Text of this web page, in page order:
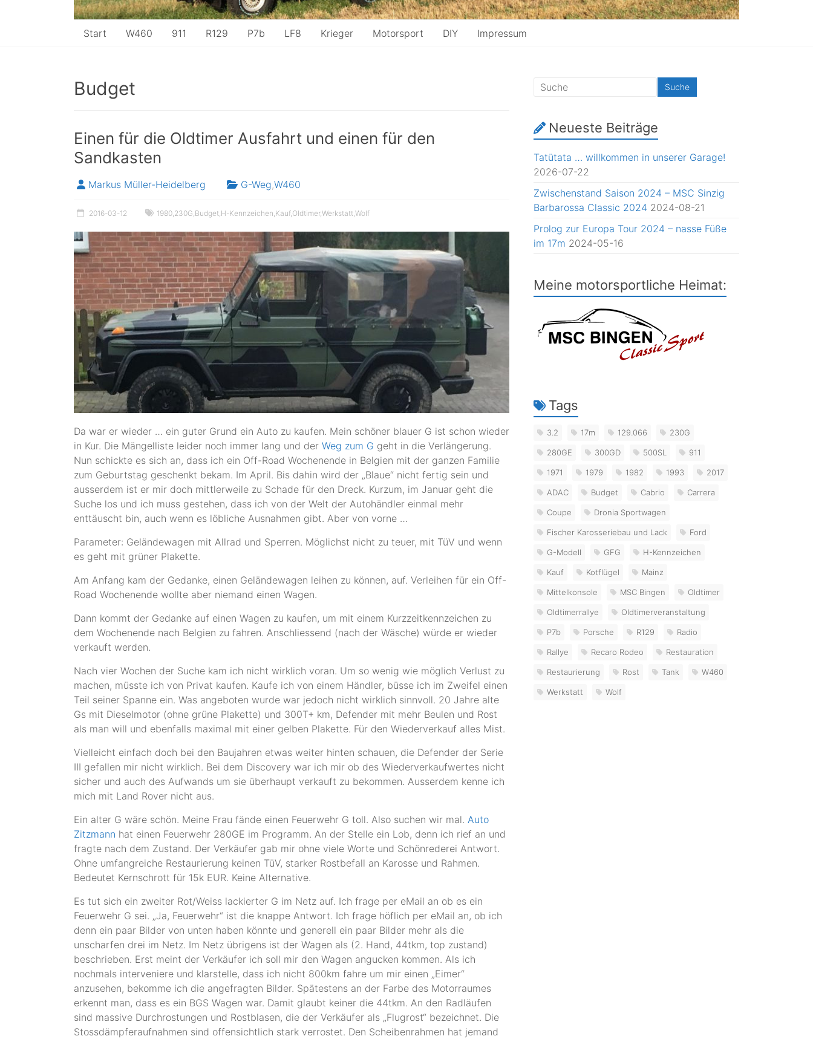
Start W460 911 R129 P7b LF8 Krieger Motorsport DIY Impressum
Budget
Einen für die Oldtimer Ausfahrt und einen für den
Sandkasten
Markus Müller-Heidelberg G-Weg,W460
2016-03-12 1980 230G Budget H-Kennzeichen Kauf, Oldtimer,Werkstatt Wolf
Da war er wieder … ein guter Grund ein Auto zu kaufen. Mein schöner blauer G ist schon wieder
in Kur. Die Mängelliste leider noch immer lang und der Weg zum G geht in die Verlängerung.
Nun schickte es sich an, dass ich ein Off-Road Wochenende in Belgien mit der ganzen Familie
zum Geburtstag geschenkt bekam. Im April. Bis dahin wird der „Blaue“ nicht fertig sein und
ausserdem ist er mir doch mittlerweile zu Schade für den Dreck. Kurzum, im Januar geht die
Suche los und ich muss gestehen, dass ich von der Welt der Autohändler einmal mehr
enttäuscht bin, auch wenn es löbliche Ausnahmen gibt. Aber von vorne …
Parameter: Geländewagen mit Allrad und Sperren. Möglichst nicht zu teuer, mit TüV und wenn
es geht mit grüner Plakette.
Am Anfang kam der Gedanke, einen Geländewagen leihen zu können, auf. Verleihen für ein Off-
Road Wochenende wollte aber niemand einen Wagen.
Dann kommt der Gedanke auf einen Wagen zu kaufen, um mit einem Kurzzeitkennzeichen zu
dem Wochenende nach Belgien zu fahren. Anschliessend (nach der Wäsche) würde er wieder
verkauft werden.
Nach vier Wochen der Suche kam ich nicht wirklich voran. Um so wenig wie möglich Verlust zu
machen, müsste ich von Privat kaufen. Kaufe ich von einem Händler, büsse ich im Zweifel einen
Teil seiner Spanne ein. Was angeboten wurde war jedoch nicht wirklich sinnvoll. 20 Jahre alte
Gs mit Dieselmotor (ohne grüne Plakette) und 300T+ km, Defender mit mehr Beulen und Rost
als man will und ebenfalls maximal mit einer gelben Plakette. Für den Wiederverkauf alles Mist.
Vielleicht einfach doch bei den Baujahren etwas weiter hinten schauen, die Defender der Serie
III gefallen mir nicht wirklich. Bei dem Discovery war ich mir ob des Wiederverkaufwertes nicht
sicher und auch des Aufwands um sie überhaupt verkauft zu bekommen. Ausserdem kenne ich
mich mit Land Rover nicht aus.
Ein alter G wäre schön. Meine Frau fände einen Feuerwehr G toll. Also suchen wir mal. Auto
Zitzmann hat einen Feuerwehr 280GE im Programm. An der Stelle ein Lob, denn ich rief an und
fragte nach dem Zustand. Der Verkäufer gab mir ohne viele Worte und Schönrederei Antwort.
Ohne umfangreiche Restaurierung keinen TüV, starker Rostbefall an Karosse und Rahmen.
Bedeutet Kernschrott für 15k EUR. Keine Alternative.
Es tut sich ein zweiter Rot/Weiss lackierter G im Netz auf. Ich frage per eMail an ob es ein
Feuerwehr G sei. „Ja, Feuerwehr“ ist die knappe Antwort. Ich frage höflich per eMail an, ob ich
denn ein paar Bilder von unten haben könnte und generell ein paar Bilder mehr als die
unscharfen drei im Netz. Im Netz übrigens ist der Wagen als (2. Hand, 44tkm, top zustand)
beschrieben. Erst meint der Verkäufer ich soll mir den Wagen angucken kommen. Als ich
nochmals interveniere und klarstelle, dass ich nicht 800km fahre um mir einen „Eimer“
anzusehen, bekomme ich die angefragten Bilder. Spätestens an der Farbe des Motorraumes
erkennt man, dass es ein BGS Wagen war. Damit glaubt keiner die 44tkm. An den Radläufen
sind massive Durchrostungen und Rostblasen, die der Verkäufer als „Flugrost“ bezeichnet. Die
Stossdämpferaufnahmen sind offensichtlich stark verrostet. Den Scheibenrahmen hat jemand
Neueste Beiträge
Tatütata … willkommen in unserer Garage!
2026-07-22
Zwischenstand Saison 2024 – MSC Sinzig
Barbarossa Classic 2024 2024-08-21
Prolog zur Europa Tour 2024 – nasse Füße
im 17m 2024-05-16
Meine motorsportliche Heimat:
Tags
3.2 17m 129.066 230G
280GE 300GD 500SL 911
1971 1979 1982 1993 2017
ADAC Budget Cabrio Carrera
Coupe Dronia Sportwagen
Fischer Karosseriebau und Lack Ford
G-Modell GFG H-Kennzeichen
Kauf Kotflügel Mainz
Mittelkonsole MSC Bingen Oldtimer
Oldtimerrallye Oldtimerveranstaltung
P7b Porsche R129 Radio
Rallye Recaro Rodeo Restauration
Restaurierung Rost Tank W460
Werkstatt Wolf